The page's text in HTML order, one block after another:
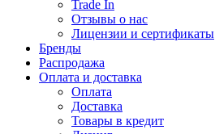
Trade In
Отзывы о нас
Лицензии и сертификаты
Бренды
Распродажа
Оплата и доставка
Оплата
Доставка
Товары в кредит